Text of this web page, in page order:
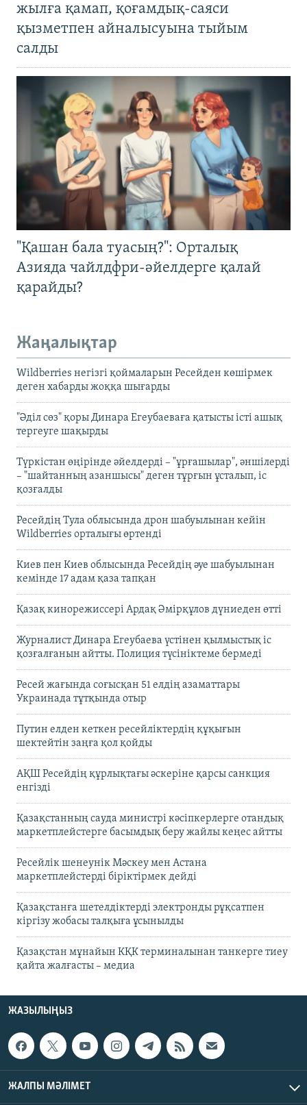
жылға қамап, қоғамдық-саяси
қызметпен айналысуына тыйым
салды
"Қашан бала туасың?": Орталық
Азияда чайлдфри-әйелдерге қалай
қарайды?
Жаңалықтар
Wildberries негізгі қоймаларын Ресейден көшірмек
деген хабарды жоққа шығарды
"Әділ сөз" қоры Динара Егеубаеваға қатысты істі ашық
тергеуге шақырды
Түркістан өңірінде әйелдерді – "ұрғашылар", әншілерді
– "шайтанның азаншысы" деген тұрғын ұсталып, іс
қозғалды
Ресейдің Тула облысында дрон шабуылынан кейін
Wildberries орталығы өртенді
Киев пен Киев облысында Ресейдің әуе шабуылынан
кемінде 17 адам қаза тапқан
Қазақ кинорежиссері Ардақ Әмірқұлов дүниеден өтті
Журналист Динара Егеубаева үстінен қылмыстық іс
қозғалғанын айтты. Полиция түсініктеме бермеді
Ресей жағында соғысқан 51 елдің азаматтары
Украинада тұтқында отыр
Путин елден кеткен ресейліктердің құқығын
шектейтін заңға қол қойды
АҚШ Ресейдің құрлықтағы әскеріне қарсы санкция
енгізді
Қазақстанның сауда министрі кәсіпкерлерге отандық
маркетплейстерге басымдық беру жайлы кеңес айтты
Ресейлік шенеунік Мәскеу мен Астана
маркетплейстерді біріктірмек дейді
Қазақстанға шетелдіктерді электронды рұқсатпен
кіргізу жобасы талқыға ұсынылды
Қазақстан мұнайын КҚК терминалынан танкерге тиеу
қайта жалғасты – медиа
ЖАЗЫЛЫҢЫЗ
ЖАЛПЫ МӘЛІМЕТ